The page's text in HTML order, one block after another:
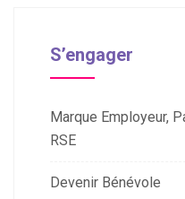
S’engager
Marque Employeur,
RSE
Devenir Bénévole